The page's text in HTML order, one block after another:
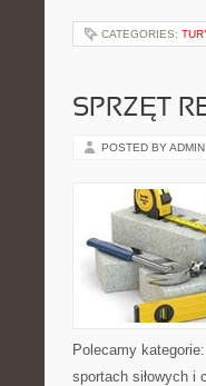
CATEGORIES:
SPRZĘT
POSTED BY ADMIN
Polecamy
sportach siłowych i